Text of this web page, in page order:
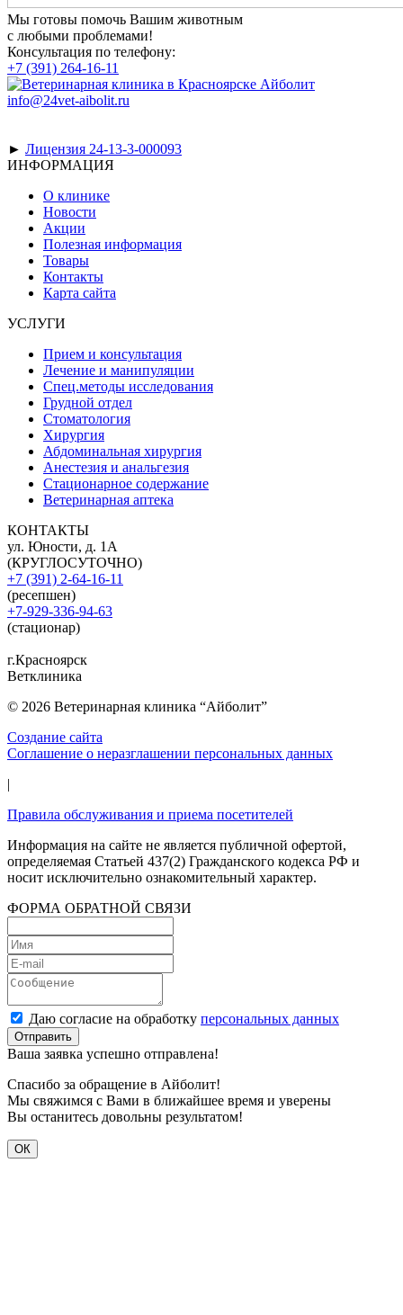
Мы готовы помочь Вашим животным
с любыми проблемами!
Консультация по телефону:
+7 (391) 264-16-11
info@24vet-aibolit.ru
► Лицензия 24-13-3-000093
ИНФОРМАЦИЯ
О клинике
Новости
Акции
Полезная информация
Товары
Контакты
Карта сайта
УСЛУГИ
Прием и консультация
Лечение и манипуляции
Спец.методы исследования
Грудной отдел
Стоматология
Хирургия
Абдоминальная хирургия
Анестезия и анальгезия
Стационарное содержание
Ветеринарная аптека
КОНТАКТЫ
ул. Юности, д. 1А
(КРУГЛОСУТОЧНО)
+7 (391) 2-64-16-11
(ресепшен)
+7-929-336-94-63
(стационар)
г.Красноярск
Ветклиника
© 2026 Ветеринарная клиника “Айболит”
Создание сайта
Соглашение о неразглашении персональных данных
|
Правила обслуживания и приема посетителей
Информация на сайте не является публичной офертой,
определяемая Статьей 437(2) Гражданского кодекса РФ и
носит исключительно ознакомительный характер.
ФОРМА ОБРАТНОЙ СВЯЗИ
Даю согласие на обработку персональных данных
Ваша заявка успешно отправлена!
Спасибо за обращение в Айболит!
Мы свяжимся с Вами в ближайшее время и уверены
Вы останитесь довольны результатом!